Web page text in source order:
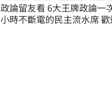
政論留友看 6大王牌政論一
小時不斷電的民主流水席